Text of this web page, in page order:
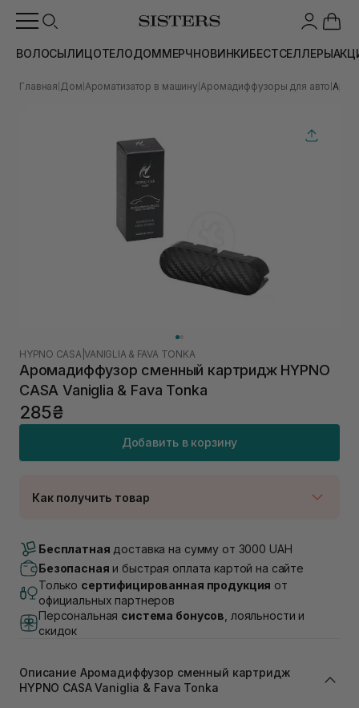
ВОЛОСЫЛИЦОТЕЛОДОММЕРЧНОВИНКИБЕСТСЕЛЛЕРЫ
Главная Дом Ароматизатор в машину Аромадиффузоры для авто
HYPNO CASA|VANIGLIA & FAVA TONKA
Аромадиффузор сменный картридж HYPNO
CASA Vaniglia & Fava Tonka
285₴
Добавить в корзину
Как получить товар
В наличии
Самовывоз г. Луцк, Винниченка 4
Самовывоз г. Львов, ул. Академика Подстригача,
1В (Duck's Lake)
Нет в наличии!
Самовывоз Львов (Ивана Франко 36)
Самовывоз г. Львов ул. Степана Бандеры 43
В наличии
Бесплатная доставка на сумму от 3000 UAH
Безопасная и быстрая оплата картой на сайте
Только сертифицированная продукция от
официальных партнеров
Персональная система бонусов , лояльности и
скидок
Описание Аромадиффузор сменный картридж
HYPNO CASA Vaniglia & Fava Tonka